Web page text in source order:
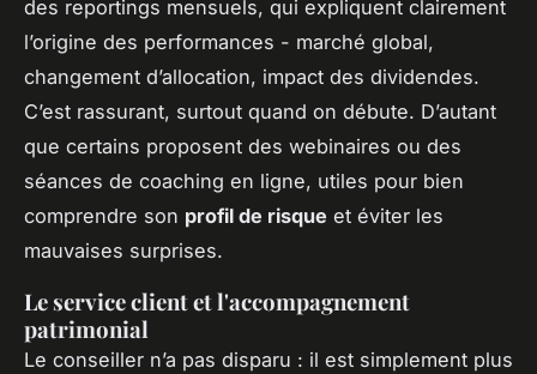
des reportings mensuels, qui expliquent clairement
l’origine des performances - marché global,
changement d’allocation, impact des dividendes.
C’est rassurant, surtout quand on débute. D’autant
que certains proposent des webinaires ou des
séances de coaching en ligne, utiles pour bien
comprendre son profil de risque et éviter les
mauvaises surprises.
Le service client et l'accompagnement
patrimonial
Le conseiller n’a pas disparu : il est simplement plus